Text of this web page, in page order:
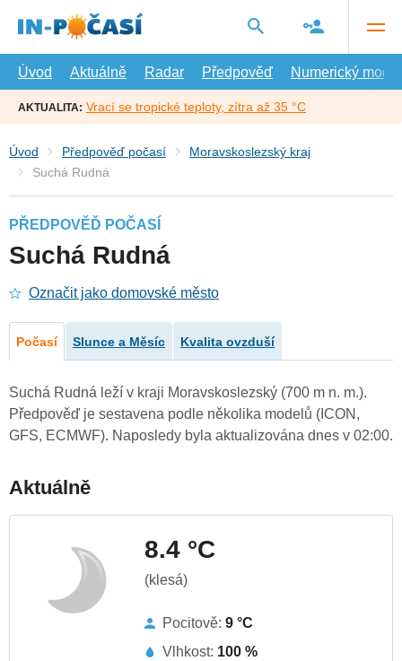
hlavní
Úvod
Aktuálně Radar Předpověď Numerický model
AKTUALITA: Vrací se tropické teploty, zítra až 35 °C
Úvod Předpověď počasí
Moravskoslezský kraj
Suchá Rudná
PŘEDPOVĚĎ POČASÍ
Suchá Rudná
Označit jako domovské město
Počasí Slunce a Měsíc Kvalita ovzduší
Suchá Rudná leží v kraji Moravskoslezský (700 m n. m.).
Předpověď je sestavena podle několika modelů (ICON,
GFS, ECMWF). Naposledy byla aktualizována dnes v 02:00.
Aktuálně
8.4 °C
(klesá)
Pocitově: 9 °C
Vlhkost: 100 %